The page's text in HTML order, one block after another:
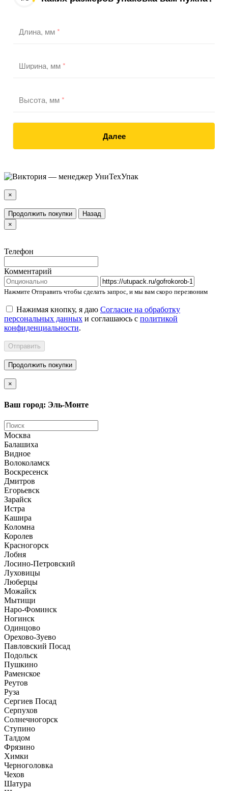
Длина, мм*
Ширина, мм*
Высота, мм*
Далее
×
Продолжить покупки
Назад
×
Телефон
Комментарий
Нажмите Отправить чтобы сделать запрос, и мы вам скоро перезвоним
Нажимая кнопку, я даю Согласие на обработку
персональных данных и соглашаюсь с политикой
конфиденциальности.
Отправить
Продолжить покупки
×
Ваш город: Эль-Монте
Москва
Балашиха
Видное
Волоколамск
Воскресенск
Дмитров
Егорьевск
Зарайск
Истра
Кашира
Коломна
Королев
Красногорск
Лобня
Лосино-Петровский
Луховицы
Люберцы
Можайск
Мытищи
Наро-Фоминск
Ногинск
Одинцово
Орехово-Зуево
Павловский Посад
Подольск
Пушкино
Раменское
Реутов
Руза
Сергиев Посад
Серпухов
Солнечногорск
Ступино
Талдом
Фрязино
Химки
Черноголовка
Чехов
Шатура